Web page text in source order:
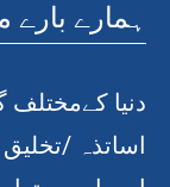
ہمارے بارے
دنیا
اساتذہ /